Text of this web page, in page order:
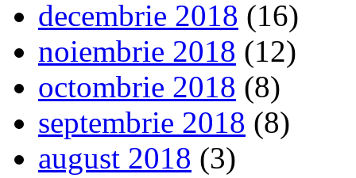
decembrie 2018 (16)
noiembrie 2018 (12)
octombrie 2018 (8)
septembrie 2018 (8)
august 2018 (3)